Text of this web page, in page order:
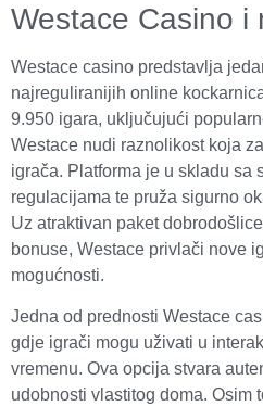
Westace Casino i
Westace casino predstavlja
najreguliranijih online
9.950 igara, uključujući
Westace nudi raznolikost koja
igrača. Platforma je u skladu sa
regulacijama te pruža sigurno
Uz atraktivan paket
bonuse, Westace privlači nove
mogućnosti.
Jedna od prednosti Westace
gdje igrači mogu uživati u
vremenu. Ova opcija stvara
udobnosti vlastitog doma. Osim